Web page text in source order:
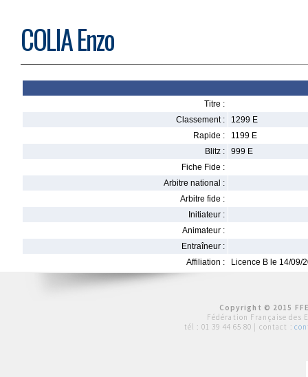
COLIA Enzo
Titre :
Classement :
1299 E
Rapide :
1199 E
Blitz :
999 E
Fiche Fide :
Arbitre national :
Arbitre fide :
Initiateur :
Animateur :
Entraîneur :
Affiliation :
Licence B le 14/09/
Copyright © 2015
Fédération Française des
tél : 01 39 44 65 80 | contact :